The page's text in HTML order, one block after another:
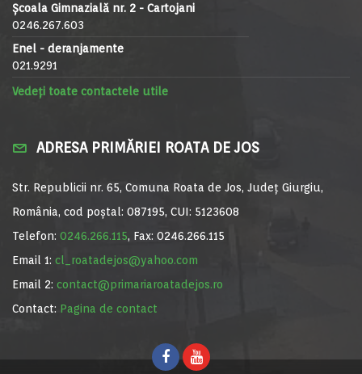
Școala Gimnazială nr. 2 - Cartojani
0246.267.603
Enel - deranjamente
021.9291
Vedeți toate contactele utile
ADRESA PRIMĂRIEI ROATA DE JOS
Str. Republicii nr. 65, Comuna Roata de Jos, Județ Giurgiu,
România, cod poștal: 087195, CUI: 5123608
Telefon: 0246.266.115, Fax: 0246.266.115
Email 1: cl_roatadejos@yahoo.com
Email 2: contact@primariaroatadejos.ro
Contact: Pagina de contact